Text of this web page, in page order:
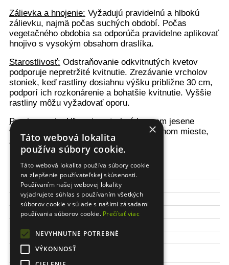
Zálievka a hnojenie: Vyžadujú pravidelnú a hlbokú
zálievku, najmä počas suchých období. Počas
vegetačného obdobia sa odporúča pravidelne aplikovať
hnojivo s vysokým obsahom draslíka.
Starostlivosť: Odstraňovanie odkvitnutých kvetov
podporuje nepretržité kvitnutie. Zrezávanie vrcholov
stoniek, keď rastliny dosiahnu výšku približne 30 cm,
podporí ich rozkonárenie a bohatšie kvitnutie. Vyššie
rastliny môžu vyžadovať oporu.
Prezimovanie:Hľuzy je potrebné koncom jesene
vykopať a uskladniť na suchom a chladnom mieste,
avšak chránenom pred mrazom.
Výška kvetu:
80 -110 cm
Obdobie kvitnutia:
júl - október
Čas sadenia: apríl/máj
Stanovište: slnečné
Balenie:
1 ks / bal.
Veľkosť
×
Táto webová lokalita
používa súbory cookie.
Táto webová lokalita používa súbory cookie
na zlepšenie používateľskej skúsenosti.
Používaním našej webovej lokality
vyjadrujete súhlas s používaním všetkých
súborov cookie v súlade s našimi zásadami
používania súborov cookie. Prečítať viac
NEVYHNUTNE POTREBNÉ
VÝKONNOSŤ